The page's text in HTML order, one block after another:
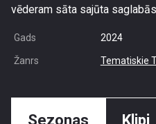
vēderam sāta sajūta
Gads 2024
Žanrs Tematiskie
Sezonas Klipi